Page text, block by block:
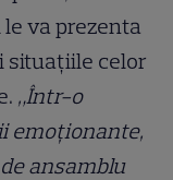
va prezenta
situațiile celor
„Într-o
emoționante,
ansamblu